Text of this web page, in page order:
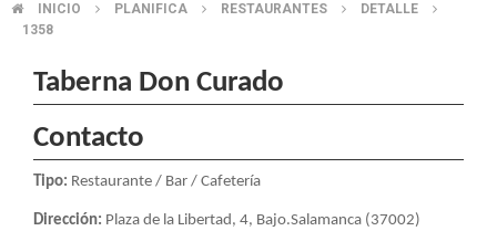
SOBRESCRIBIR
DE
AYUDA
LA
INICIO PLANIFICA RESTAURANTES
DETALLE
1358
Taberna Don Curado
Contacto
Tipo: Restaurante / Bar / Cafetería
Dirección: Plaza de la Libertad, 4, Bajo.Salamanca (37002)